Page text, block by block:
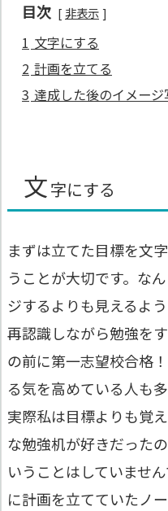
目次 非表示
1 文字にする
2 計画を立てる
3 達成した後のイメージ
文字にする
まずは立てた目標を文
うことが大切です。な
ジするよりも見えるよ
再認識しながら勉強を
の前に第一志望校合格
る気を高めている人も
実際私は目標よりも覚
な勉強机が好きだった
いうことはしていませ
に計画を立てていたノ